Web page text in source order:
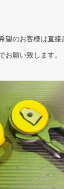
望のお客様は直
お願い致します。